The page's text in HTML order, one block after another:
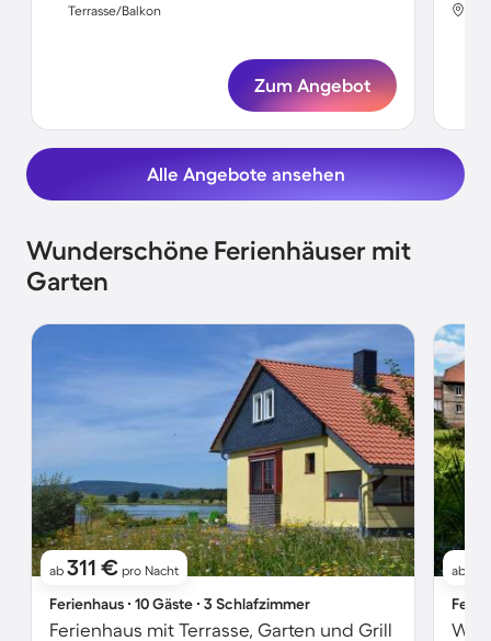
Terrasse/Balkon
Zum Angebot
Alle Angebote ansehen
Wunderschöne Ferienhäuser mit
Garten
ab 311 € pro Nacht
Ferienhaus ∙ 10 Gäste ∙ 3 Schlafzimmer
Ferienhaus mit Terrasse, Garten und Grill
ab